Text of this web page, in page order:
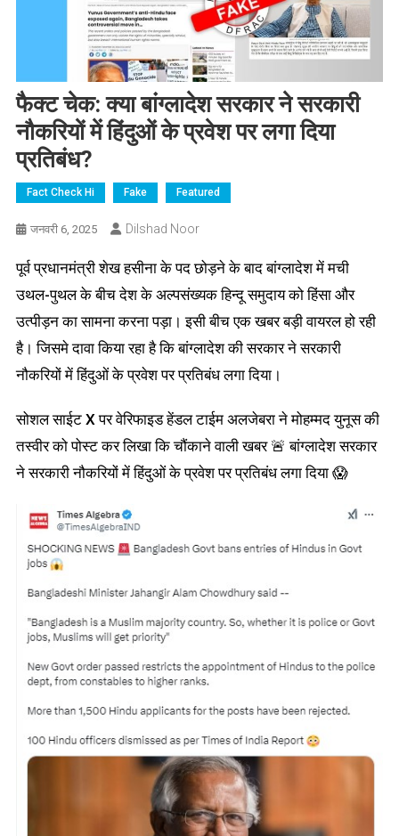
फैक्ट चेक: क्या बांग्लादेश सरकार ने सरकारी
नौकरियों में हिंदुओं के प्रवेश पर लगा दिया
प्रतिबंध?
Fact Check Hi Fake Featured
जनवरी 6, 2025 Dilshad Noor
पूर्व प्रधानमंत्री शेख हसीना के पद छोड़ने के बाद बांग्लादेश में मची
उथल-पुथल के बीच देश के अल्पसंख्यक हिन्दू समुदाय को हिंसा और
उत्पीड़न का सामना करना पड़ा। इसी बीच एक खबर बड़ी वायरल हो रही
है। जिसमे दावा किया रहा है कि बांग्लादेश की सरकार ने सरकारी
नौकरियों में हिंदुओं के प्रवेश पर प्रतिबंध लगा दिया।
सोशल साईट X पर वेरिफाइड हेंडल टाईम अलजेबरा ने मोहम्मद युनूस की
तस्वीर को पोस्ट कर लिखा कि चौंकाने वाली खबर 🚨 बांग्लादेश सरकार
ने सरकारी नौकरियों में हिंदुओं के प्रवेश पर प्रतिबंध लगा दिया 😱